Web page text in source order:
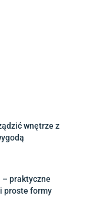
rzeczywistości.
wnętrze z
praktyczne
proste formy